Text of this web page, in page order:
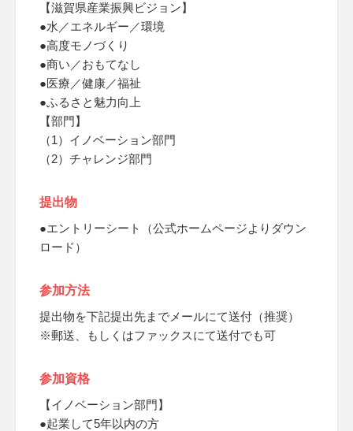
【滋賀県産業振興ビジョン】
●水／エネルギー／環境
●高度モノづくり
●商い／おもてなし
●医療／健康／福祉
●ふるさと魅力向上
【部門】
（1）イノベーション部門
（2）チャレンジ部門
提出物
●エントリーシート（公式ホームページよりダウン
ロード）
参加方法
提出物を下記提出先までメールにて送付（推奨）
※郵送、もしくはファックスにて送付でも可
参加資格
【イノベーション部門】
●起業して5年以内の方